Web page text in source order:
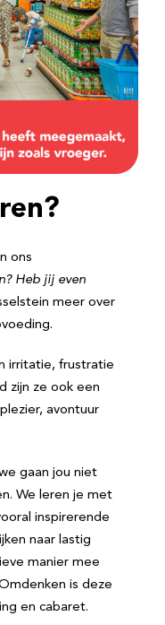
ons
Heb jij even
meer over
irritatie, frustratie
zijn ze ook een
avontuur
gaan jou niet
We leren je met
inspirerende
naar lastig
manier mee
is deze
en cabaret.